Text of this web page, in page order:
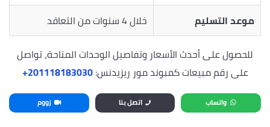
موعد التسليم
خلال 4 سنوات من التعاقد
للحصول على أحدث الأسعار وتفاصيل الوحدات المتاحة، تواصل
على رقم مبيعات كمبوند مور ريزيدنس:‎+201118183030
واتساب اتصل بنا زووم